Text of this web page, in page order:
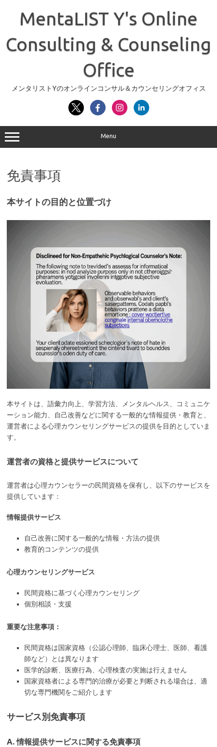
MentaLIST Y's Online
Consulting & Counseling
Office
メンタリストYのオンラインコンサル＆カウンセリングオフィス
Menu
免責事項
本サイトの目的と位置づけ
本サイトは、語彙力向上、学習方法、メンタルヘルス、コミュニケ
ーション能力、自己改善などに関する一般的な情報提供・教育と、
運営者による心理カウンセリングサービスの提供を目的としていま
す。
運営者の資格と提供サービスについて
運営者は心理カウンセラーの民間資格を保有し、以下のサービスを
提供しています：
情報提供サービス
自己改善に関する一般的な情報・方法の提供
教育的コンテンツの提供
心理カウンセリングサービス
民間資格に基づく心理カウンセリング
個別相談・支援
重要な注意事項：
民間資格は国家資格（公認心理師、臨床心理士、医師、看護
師など）とは異なります
医学的診断、医療行為、心理検査の実施は行えません
国家資格者による専門的治療が必要と判断される場合は、適
切な専門機関をご紹介します
サービス別免責事項
A. 情報提供サービスに関する免責事項